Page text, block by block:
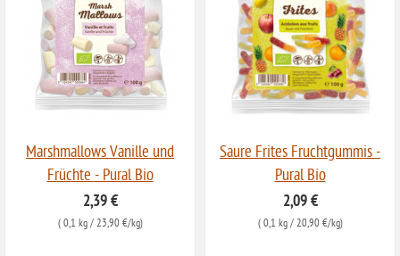
Sonnenblumen
ohne Palmöl
Marshmallows Vanille und
Früchte - Pural Bio
2,39 €
( 0,1 kg/ 23,90 €/kg)
Saure Frites Fruchtgummis -
Pural Bio
2,09 €
( 0,1 kg/ 20,90 €/kg)